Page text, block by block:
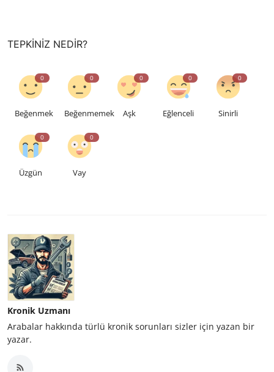
TEPKINIZ NEDIR?
0
Beğenmek
0
Beğenmemek
0
Aşk
0
Eğlenceli
0
Sinirli
0
Üzgün
0
Vay
Kronik Uzmanı
Arabalar hakkında türlü kronik sorunları sizler için yazan bir
yazar.